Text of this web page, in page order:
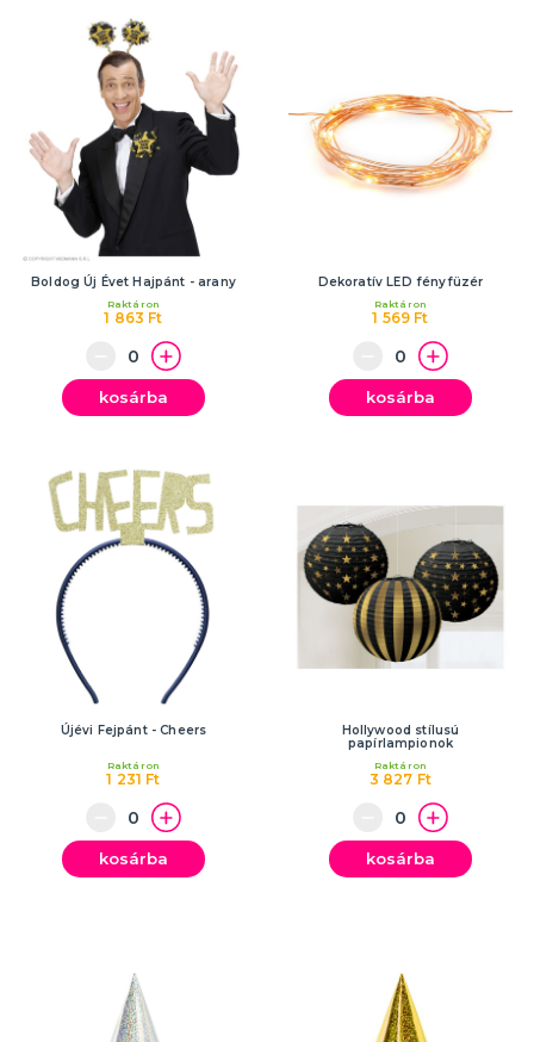
Boldog Új Évet Hajpánt - arany
1 863 Ft
Raktáron
kosárba
Dekoratív LED fényfüzér
1 569 Ft
Raktáron
kosárba
Újévi Fejpánt - Cheers
1 231 Ft
Raktáron
kosárba
Hollywood stílusú
papírlampionok
3 827 Ft
Raktáron
kosárba